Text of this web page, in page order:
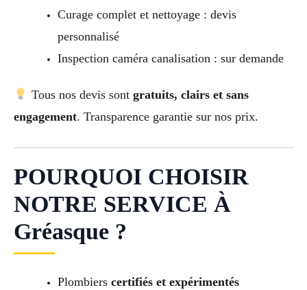
Curage complet et nettoyage : devis
personnalisé
Inspection caméra canalisation : sur demande
Tous nos devis sont gratuits, clairs et sans
engagement. Transparence garantie sur nos prix.
POURQUOI CHOISIR
NOTRE SERVICE À
Gréasque ?
Plombiers certifiés et expérimentés